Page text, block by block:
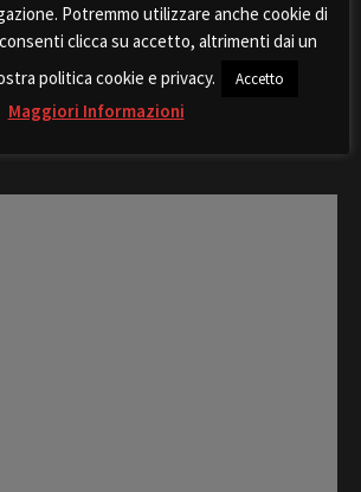
di
Tesseramento in chiusura,
direzione alle porte
Potremmo utilizzare anche cookie di
clicca su accetto, altrimenti dai un
politica cookie e privacy.
Accetto
Maggiori Informazioni